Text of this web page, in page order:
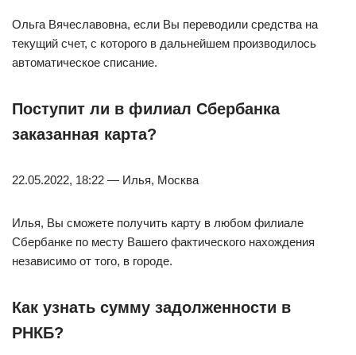
Ольга Вячеславовна, если Вы переводили средства на
текущий счет, с которого в дальнейшем производилось
автоматическое списание.
Поступит ли в филиал Сбербанка
заказанная карта?
22.05.2022, 18:22 — Илья, Москва
Илья, Вы сможете получить карту в любом филиале
Сбербанке по месту Вашего фактического нахождения
независимо от того, в городе.
Как узнать сумму задолженности в
РНКБ?